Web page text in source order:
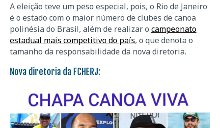
A eleição teve um peso especial, pois, o Rio de Janeiro
é o estado com o maior número de clubes de canoa
polinésia do Brasil, além de realizar o campeonato
estadual mais competitivo do país, o que denota o
tamanho da responsabilidade da nova diretoria.
Nova diretoria da FCHERJ: